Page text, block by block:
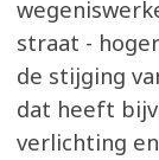
straat -
de stijging
dat heeft
verlichting